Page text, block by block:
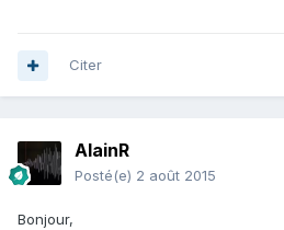
Citer
AlainR
Posté(e) 2 août 2015
Bonjour,